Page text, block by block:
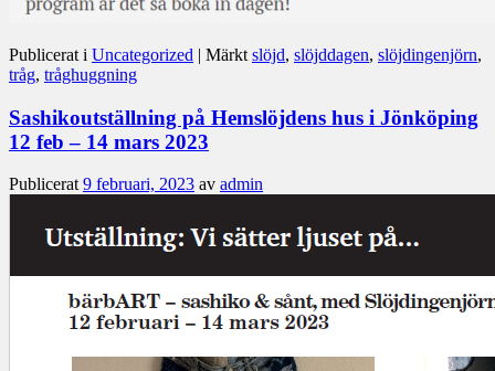
Publicerat i Uncategorized | Märkt slöjd, slöjddagen, slöjdingenjörn,
tråg, tråghuggning
Sashikoutställning på Hemslöjdens hus i Jönköping
12 feb – 14 mars 2023
Publicerat 9 februari, 2023 av admin